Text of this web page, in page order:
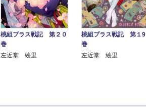
桃組プラス戦記 第２０
巻
左近堂 絵里
桃組プラス戦記 第１9
巻
左近堂 絵里